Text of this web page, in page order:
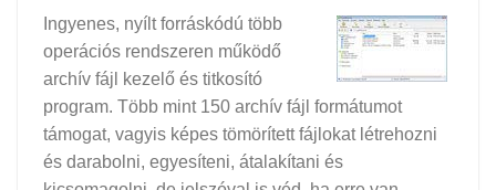
Ingyenes, nyílt forráskódú több
operációs rendszeren működő
archív fájl kezelő és titkosító
program. Több mint 150 archív fájl formátumot
támogat, vagyis képes tömörített fájlokat létrehozni
és darabolni, egyesíteni, átalakítani és